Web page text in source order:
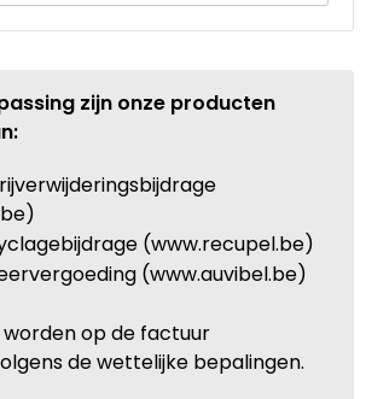
zijn onze producten
(www.recupel.be)
(www.auvibel.be)
op de factuur
de wettelijke bepalingen.